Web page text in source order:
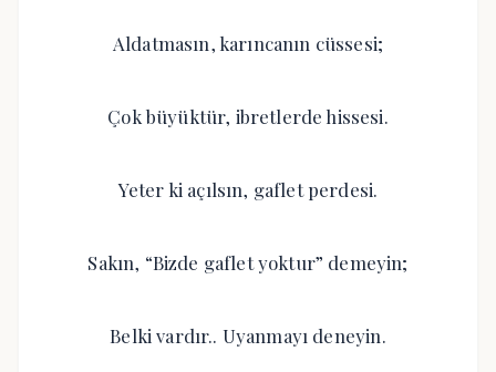
Aldatmasın, karıncanın cüssesi;
Çok büyüktür, ibretlerde hissesi.
Yeter ki açılsın, gaflet perdesi.
Sakın, “Bizde gaflet yoktur” demeyin;
Belki vardır.. Uyanmayı deneyin.